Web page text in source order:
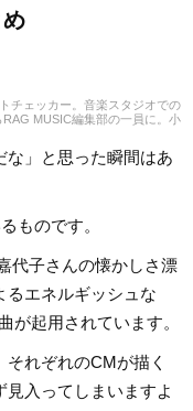
チェッカー。音楽スタジオでの
MUSIC編集部の一員に。小
験。各種楽曲紹介記事をはじ
ブレポートなど、自身の音楽
最近ではJ-POPも広く好んで
な」と思った瞬間はあ
ものです。
代子さんの懐かしさ漂
るエネルギッシュな
が起用されています。
れぞれのCMが描く
入ってしまいますよ